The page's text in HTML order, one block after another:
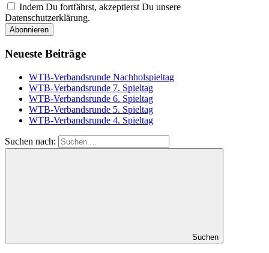
Indem Du fortfährst, akzeptierst Du unsere
Datenschutzerklärung.
Neueste Beiträge
WTB-Verbandsrunde Nachholspieltag
WTB-Verbandsrunde 7. Spieltag
WTB-Verbandsrunde 6. Spieltag
WTB-Verbandsrunde 5. Spieltag
WTB-Verbandsrunde 4. Spieltag
Suchen nach:
Suchen